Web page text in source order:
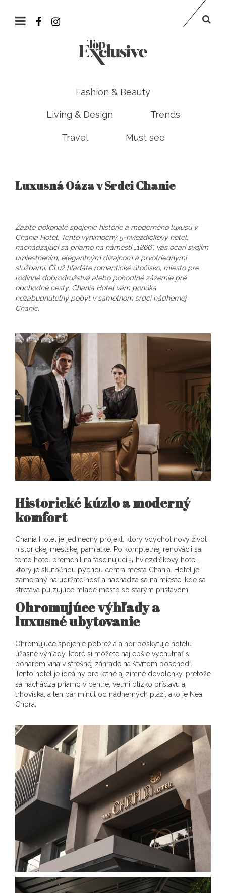
Fashion & Beauty
Living & Design Trends
Travel Must see
Luxusná Oáza v Srdci Chanie
Zažite dokonalé spojenie histórie a moderného luxusu v
Chania Hotel. Tento výnimočný 5-hviezdičkový hotel,
nachádzajúci sa priamo na námestí „1866“, vás očarí svojím
umiestnením, elegantným dizajnom a prvotriednymi
službami. Či už hľadáte romantické útočisko, miesto pre
rodinné dobrodružstvá alebo pohodlné zázemie pre
obchodné cesty, Chania Hotel vám ponúka
nezabudnuteľný pobyt v samotnom srdci nádhernej
Chanie.
Historické kúzlo a moderný
komfort
Chania Hotel je jedinečný projekt, ktorý vdýchol nový život
historickej mestskej pamiatke. Po kompletnej renovácii sa
tento hotel premenil na fascinujúci 5-hviezdičkový hotel,
ktorý je skutočnou pýchou centra mesta Chania. Hotel je
zameraný na udržateľnosť a nachádza sa na mieste, kde sa
stretáva pulzujúce mladé mesto so starým prístavom.
Ohromujúce výhľady a
luxusné ubytovanie
Ohromujúce spojenie pobrežia a hôr poskytuje hotelu
úžasné výhľady, ktoré si môžete najlepšie vychutnať s
pohárom vína v strešnej záhrade na štvrtom poschodí.
Tento hotel je ideálny pre letné aj zimné dovolenky, pretože
sa nachádza priamo v centre, veľmi blízko prístavu a
trhoviska, a len pár minút od nádherných pláží, ako je Nea
Chora.